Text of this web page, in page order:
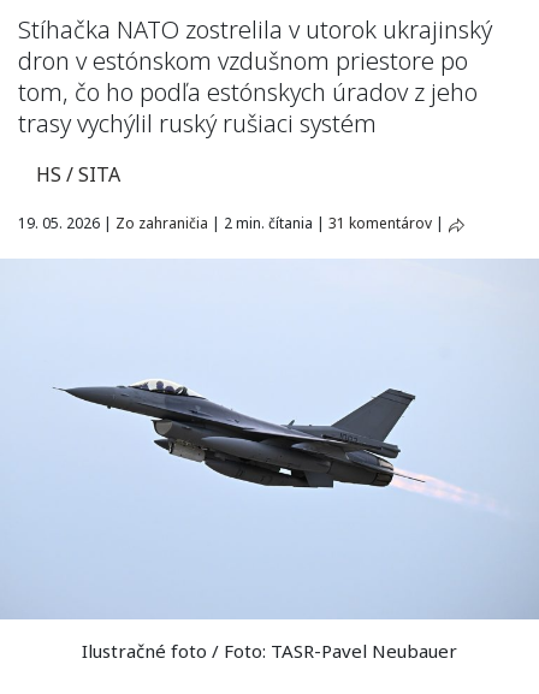
Stíhačka NATO zostrelila v utorok ukrajinský
dron v estónskom vzdušnom priestore po
tom, čo ho podľa estónskych úradov z jeho
trasy vychýlil ruský rušiaci systém
HS / SITA
19. 05. 2026 | Zo zahraničia | 2 min. čítania | 31 komentárov |
Ilustračné foto / Foto: TASR-Pavel Neubauer